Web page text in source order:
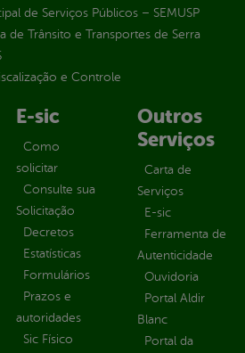
de Serviços Públicos – SEMUSP
de Trânsito e Transportes de Serra
e Controle
E-sic
Como
solicitar
Consulte sua
Solicitação
Decretos
Estatísticas
Formulários
Prazos e
autoridades
Sic Físico
Outros
Serviços
Carta de
Serviços
E-sic
Ferramenta de
Autenticidade
Ouvidoria
Portal Aldir
Blanc
Portal da